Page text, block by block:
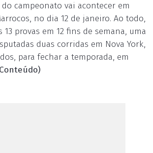
campeonato vai acontecer em
no dia 12 de janeiro. Ao todo,
13 provas em 12 fins de semana, uma
duas corridas em Nova York,
para fechar a temporada, em